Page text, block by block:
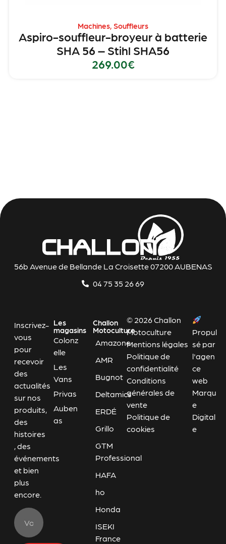
Machines Souffleurs
Aspiro-souffleur-broyeur à batterie
SHA 56 – Stihl SHA56
269.00€
56b Avenue de Bellande La Croisette 07200 AUBENAS
04 75 35 26 69
Inscrivez-
vous
pour
recevoir
des
actualités
sur nos
produits,
des
histoires
, des
événements
et bien
plus
encore.
Les
magasins
Colonz
elle
Les
Vans
Privas
Auben
as
Challon
Motoculture
Amazone
AMR
Bugnot
Deltamics
ERDÉ
Grillo
GTM
Professional
HAFA
ho
Honda
ISEKI
France
© 2026 Challon
Motoculture
Mentions légales
Politique de
confidentialité
Conditions
générales de
vente
Politique de
cookies
Propul
sé par
l'agen
ce
web
Marqu
e
Digital
e